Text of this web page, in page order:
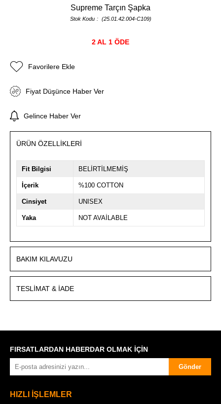
Supreme Tarçın Şapka
Stok Kodu (25.01.42.004-C109)
2 AL 1 ÖDE
Favorilere Ekle
Fiyat Düşünce Haber Ver
Gelince Haber Ver
ÜRÜN ÖZELLIKLERI
Fit Bilgisi BELİRTİLMEMİŞ
İçerik %100 COTTON
Cinsiyet UNISEX
Yaka NOT AVAİLABLE
BAKIM KILAVUZU
TESLIMAT & İADE
FIRSATLARDAN HABERDAR OLMAK İÇİN
Gönder
HIZLI İŞLEMLER